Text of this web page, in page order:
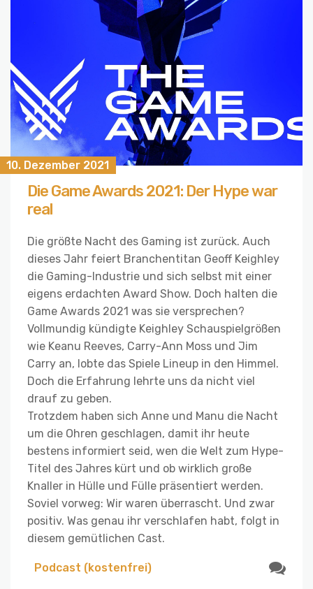
10. Dezember 2021
Die Game Awards 2021: Der Hype war
real
Die größte Nacht des Gaming ist zurück. Auch
dieses Jahr feiert Branchentitan Geoff Keighley
die Gaming-Industrie und sich selbst mit einer
eigens erdachten Award Show. Doch halten die
Game Awards 2021 was sie versprechen?
Vollmundig kündigte Keighley Schauspielgrößen
wie Keanu Reeves, Carry-Ann Moss und Jim
Carry an, lobte das Spiele Lineup in den Himmel.
Doch die Erfahrung lehrte uns da nicht viel
drauf zu geben.
Trotzdem haben sich Anne und Manu die Nacht
um die Ohren geschlagen, damit ihr heute
bestens informiert seid, wen die Welt zum Hype-
Titel des Jahres kürt und ob wirklich große
Knaller in Hülle und Fülle präsentiert werden.
Soviel vorweg: Wir waren überrascht. Und zwar
positiv. Was genau ihr verschlafen habt, folgt in
diesem gemütlichen Cast.
Podcast (kostenfrei)